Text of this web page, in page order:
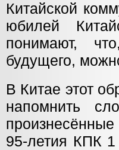
Китайской
юбилей
понимают,
будущего,
В Китае этот
напомнить
95-летия КПК